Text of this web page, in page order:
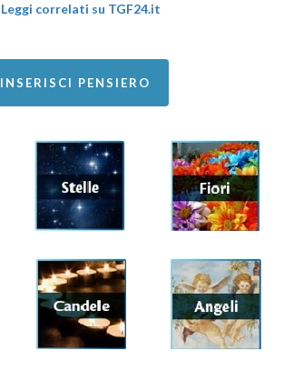
Leggi correlati su TGF24.it
INSERISCI PENSIERO